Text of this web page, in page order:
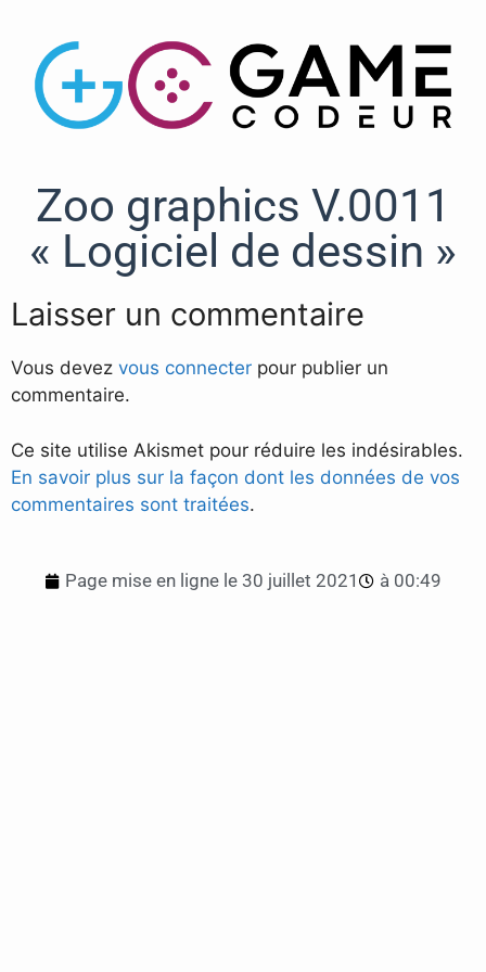
Zoo graphics V.0011
« Logiciel de dessin »
Laisser un commentaire
Vous devez vous connecter pour publier un
commentaire.
Ce site utilise Akismet pour réduire les indésirables.
En savoir plus sur la façon dont les données de vos
commentaires sont traitées.
Page mise en ligne le 30 juillet 2021 à 00:49